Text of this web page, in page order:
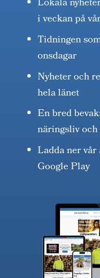
i veckan på
Tidningen
onsdagar
Nyheter och
hela länet
En bred
näringsliv
Ladda ner
Google Play